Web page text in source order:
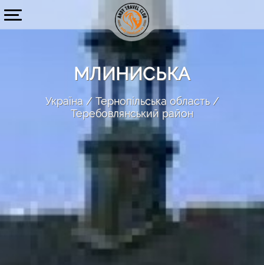
МЛИНИСЬКА
Україна
Тернопільська область
Теребовлянський район